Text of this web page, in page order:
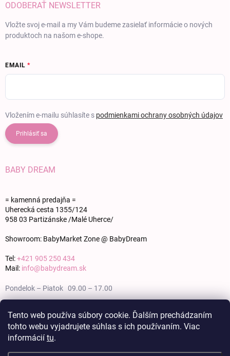
Tento web používa súbory cookie. Ďalším prechádzaním
tohto webu vyjadrujete súhlas s ich používaním. Viac
informácií tu.
ODOBERAŤ NEWSLETTER
Vložte svoj e-mail a my Vám budeme zasielať informácie o nových
produktoch na našom e-shope.
EMAIL
Vložením e-mailu súhlasíte s podmienkami ochrany osobných údajov
Prihlásiť sa
BABY DREAM
= kamenná predajňa =
Uherecká cesta 1355/124
958 03 Partizánske /Malé Uherce/
Showroom: BabyMarket Zone @ BabyDream
Tel:+421 905 250 434
Mail: info@babydream.sk
Pondelok – Piatok 09.00 – 17.00
Nedeľa zatvorené